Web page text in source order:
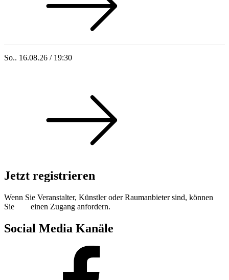
So.. 16.08.26 / 19:30
Jetzt registrieren
Wenn Sie Veranstalter, Künstler oder Raumanbieter sind, können
Sie
einen Zugang anfordern.
Social Media Kanäle